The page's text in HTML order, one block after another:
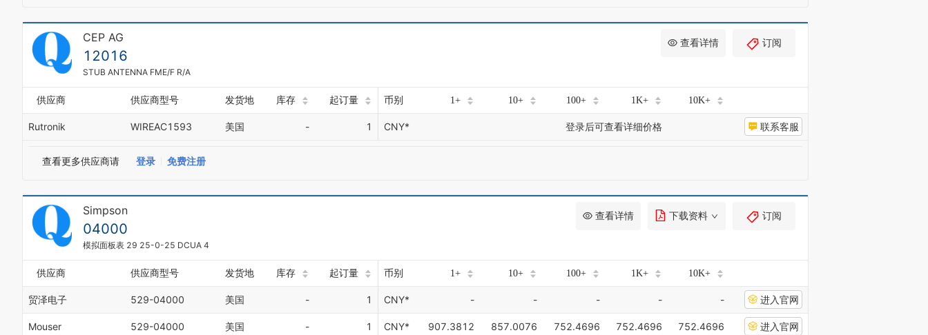
CEP AG
12016
STUB ANTENNA FME/F R/A
查看详情 订阅
供应商 供应商型号 发货地 库存 起订量 币别 1+ 10+ 100+ 1K+ 10K+
Rutronik WIREAC1593 美国 - 1 CNY* 登录后可查看详细价格 联系客服
查看更多供应商请 登录 免费注册
Simpson
04000
模拟面板表 29 25-0-25 DCUA 4
查看详情 下载资料 订阅
供应商 供应商型号 发货地 库存 起订量 币别 1+ 10+ 100+ 1K+ 10K+
贸泽电子 529-04000 美国 - 1 CNY* - - - - - 进入官网
Mouser 529-04000 美国 - 1 CNY* 907.3812 857.0076 752.4696 752.4696 752.4696 进入官网